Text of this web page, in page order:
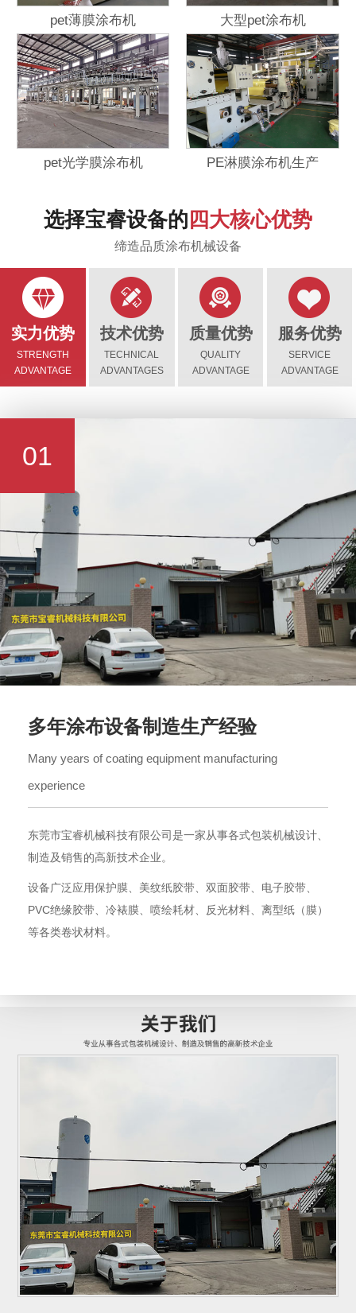
pet薄膜涂布机 大型pet涂布机
pet光学膜涂布机 PE淋膜涂布机生产
选择宝睿设备的 四大核心优势
缔造品质涂布机械设备
实力优势
STRENGTH
ADVANTAGE
技术优势
TECHNICAL
ADVANTAGES
质量优势
QUALITY
ADVANTAGE
服务优势
SERVICE
ADVANTAGE
01
多年涂布设备制造生产经验
Many years of coating equipment manufacturing
experience
东莞市宝睿机械科技有限公司是一家从事各式包装机械设计、
制造及销售的高新技术企业。
设备广泛应用保护膜、美纹纸胶带、双面胶带、电子胶带、
PVC绝缘胶带、冷裱膜、喷绘耗材、反光材料、离型纸（膜）
等各类卷状材料。